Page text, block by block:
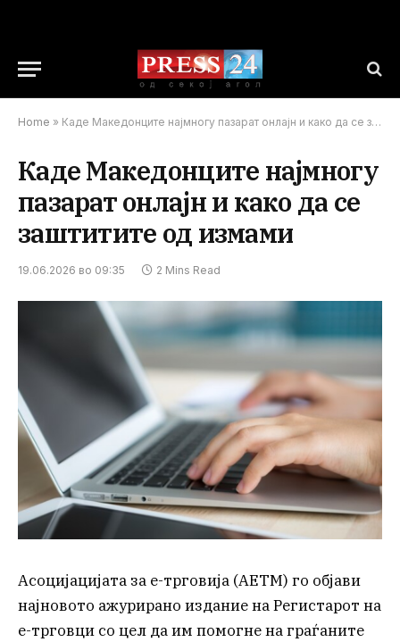
Home » Каде Македонците најмногу пазарат онлајн и како да се заштитите од измами
Каде Македонците најмногу
пазарат онлајн и како да се
заштитите од измами
19.06.2026 во 09:35 2 Mins Read
Асоцијацијата за е-трговија (АЕТМ) го објави
најновото ажурирано издание на Регистарот на
е-трговци со цел да им помогне на граѓаните